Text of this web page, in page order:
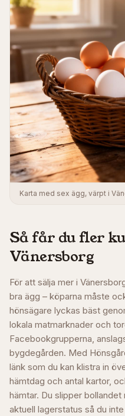
Karta med sex ägg, värpt i
Så får du fler
Vänersborg
För att sälja mer i
bra ägg – köparna måste
hönsägare lyckas bäst
lokala matmarknader och
Facebookgrupperna,
bygdegården. Med
länk som du kan klistra in
hämtdag och antal kartor,
hämtar. Du slipper
aktuell lagerstatus så du